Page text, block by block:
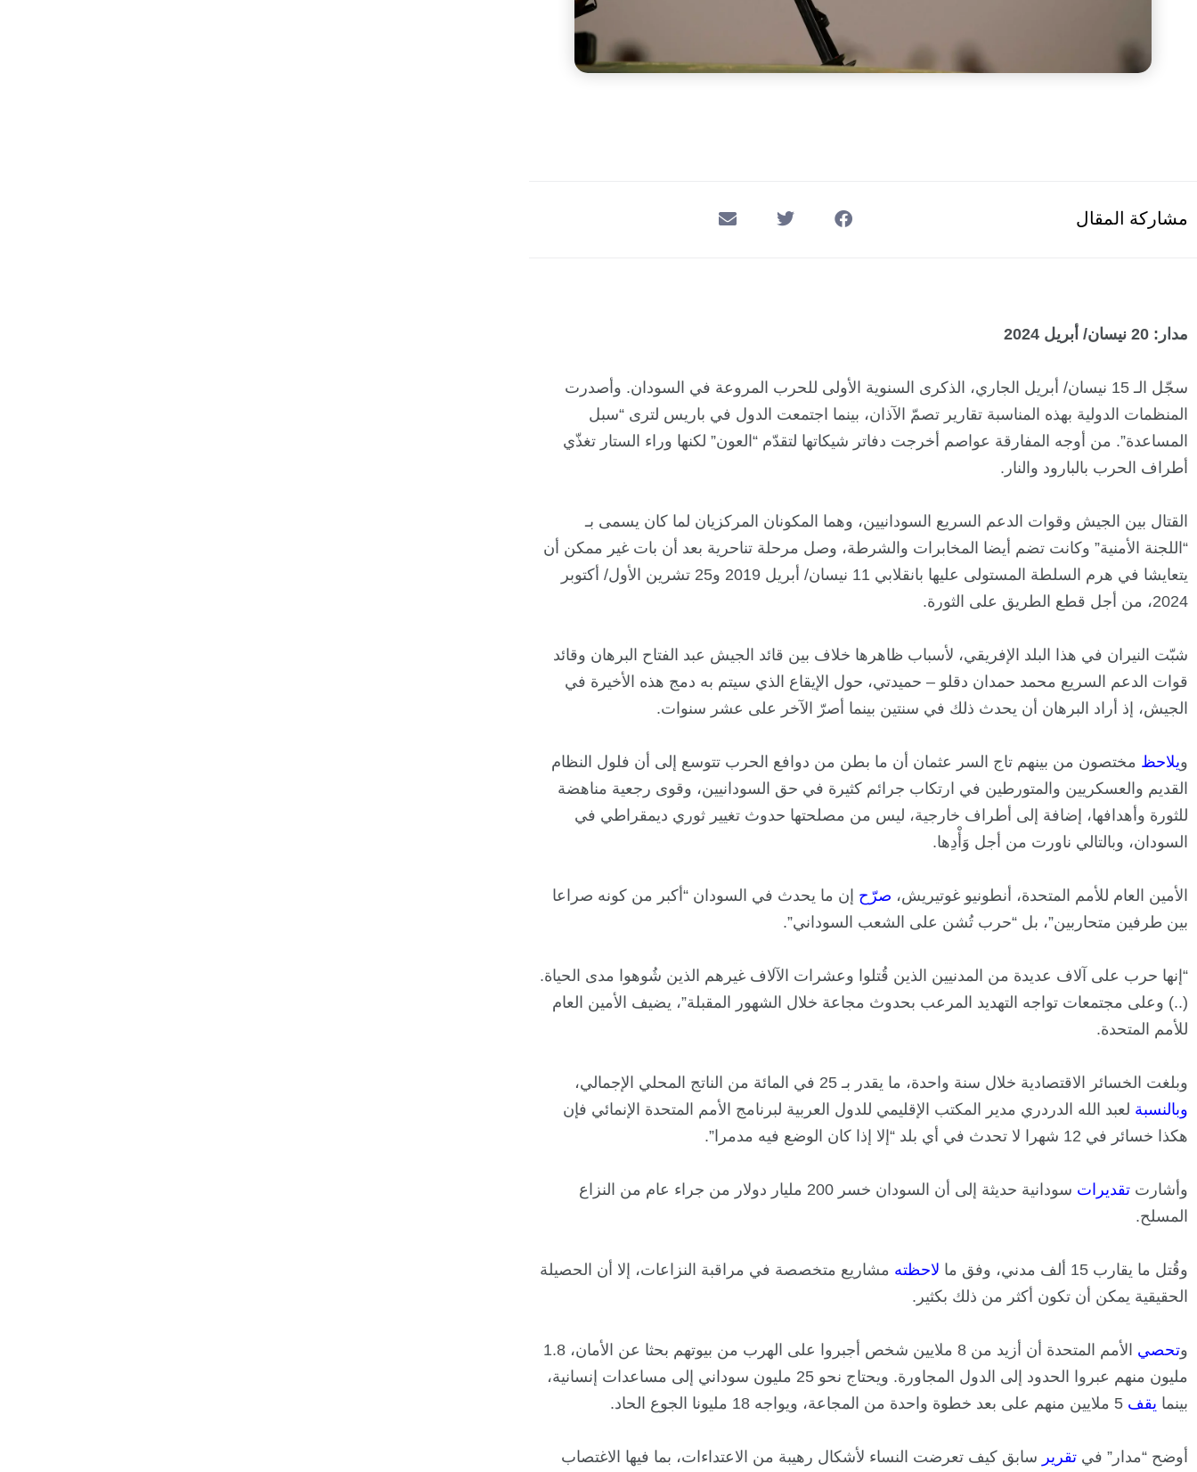
مشاركة المقال
مدار: 20 نيسان/ أبريل 2024
سجّل الـ 15 نيسان/ أبريل الجاري، الذكرى السنوية الأولى للحرب المروعة في السودان. وأصدرت
المنظمات الدولية بهذه المناسبة تقارير تصمّ الآذان، بينما اجتمعت الدول في باريس لترى “سبل
المساعدة”. من أوجه المفارقة عواصم أخرجت دفاتر شيكاتها لتقدّم “العون” لكنها وراء الستار تغذّي
أطراف الحرب بالبارود والنار.
القتال بين الجيش وقوات الدعم السريع السودانيين، وهما المكونان المركزيان لما كان يسمى بـ
“اللجنة الأمنية” وكانت تضم أيضا المخابرات والشرطة، وصل مرحلة تناحرية بعد أن بات غير ممكن أن
يتعايشا في هرم السلطة المستولى عليها بانقلابي 11 نيسان/ أبريل 2019 و25 تشرين الأول/ أكتوبر
2024، من أجل قطع الطريق على الثورة.
شبّت النيران في هذا البلد الإفريقي، لأسباب ظاهرها خلاف بين قائد الجيش عبد الفتاح البرهان وقائد
قوات الدعم السريع محمد حمدان دقلو – حميدتي، حول الإيقاع الذي سيتم به دمج هذه الأخيرة في
الجيش، إذ أراد البرهان أن يحدث ذلك في سنتين بينما أصرّ الآخر على عشر سنوات.
ويلاحظ مختصون من بينهم تاج السر عثمان أن ما بطن من دوافع الحرب تتوسع إلى أن فلول النظام
القديم والعسكريين والمتورطين في ارتكاب جرائم كثيرة في حق السودانيين، وقوى رجعية مناهضة
للثورة وأهدافها، إضافة إلى أطراف خارجية، ليس من مصلحتها حدوث تغيير ثوري ديمقراطي في
السودان، وبالتالي ناورت من أجل وَأْدِها.
الأمين العام للأمم المتحدة، أنطونيو غوتيريش، صر ح إن ما يحدث في السودان “أكبر من كونه صراعا
بين طرفين متحاربين”، بل “حرب تُشن على الشعب السوداني”.
“إنها حرب على آلاف عديدة من المدنيين الذين قُتلوا وعشرات الآلاف غيرهم الذين شُوهوا مدى الحياة.
(..) وعلى مجتمعات تواجه التهديد المرعب بحدوث مجاعة خلال الشهور المقبلة”، يضيف الأمين العام
للأمم المتحدة.
وبلغت الخسائر الاقتصادية خلال سنة واحدة، ما يقدر بـ 25 في المائة من الناتج المحلي الإجمالي،
وبالنسبة لعبد الله الدردري مدير المكتب الإقليمي للدول العربية لبرنامج الأمم المتحدة الإنمائي فإن
هكذا خسائر في 12 شهرا لا تحدث في أي بلد “إلا إذا كان الوضع فيه مدمرا”.
وأشارت تقديرات
سودانية حديثة إلى أن السودان خسر 200 مليار دولار من جراء عام من النزاع
المسلح.
وقُتل ما يقارب 15 ألف مدني، وفق ما لاحظته مشاريع متخصصة في مراقبة النزاعات، إلا أن الحصيلة
الحقيقية يمكن أن تكون أكثر من ذلك بكثير.
وتحصي
الأمم المتحدة أن أزيد من 8 ملايين شخص أجبروا على الهرب من بيوتهم بحثا عن الأمان، 1.8
مليون منهم عبروا الحدود إلى الدول المجاورة. ويحتاج نحو 25 مليون سوداني إلى مساعدات إنسانية،
بينما يقف
أوضح “مدار” في تقرير سابق كيف تعرضت النساء لأشكال رهيبة من الاعتداءات، بما فيها الاغتصاب